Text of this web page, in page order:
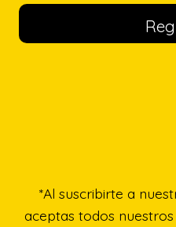
*Al suscribirte a
aceptas todos nuestros